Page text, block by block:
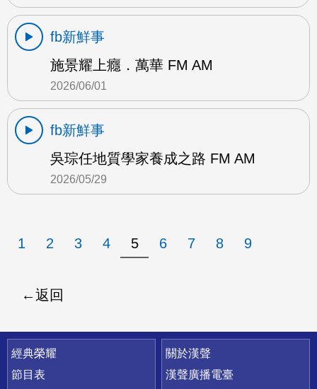
fb新鮮事
施景耀上癮．萬華 FM AM
2026/06/01
fb新鮮事
吳琮任地質學家養成之路 FM AM
2026/05/29
1 2 3 4 5 6 7 8 9
返回
快速連結
經典榮耀
節目表
關於漢聲
漢聲廣播電臺